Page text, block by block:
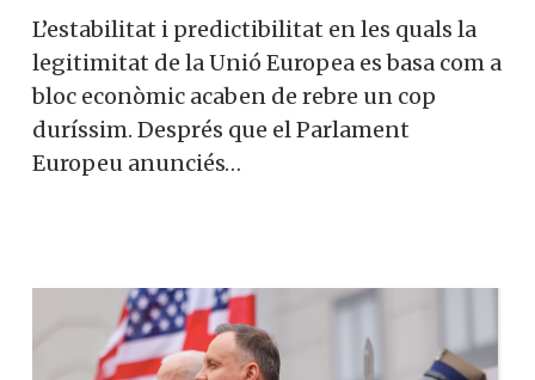
L’estabilitat i predictibilitat en les quals la
legitimitat de la Unió Europea es basa com a
bloc econòmic acaben de rebre un cop
duríssim. Després que el Parlament
Europeu anunciés…